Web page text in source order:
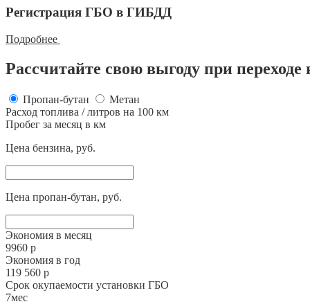
Регистрация ГБО в ГИБДД
Подробнее
Рассчитайте свою выгоду при переходе
Пропан-бутан
Метан
Расход топлива / литров на 100 км
Пробег за месяц в км
Цена бензина, руб.
Цена пропан-бутан, руб.
Экономия в месяц
9960 р
Экономия в год
119 560 р
Срок окупаемости установки ГБО
7мес